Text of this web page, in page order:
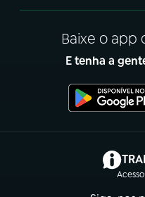
Baixe o app
E tenha a